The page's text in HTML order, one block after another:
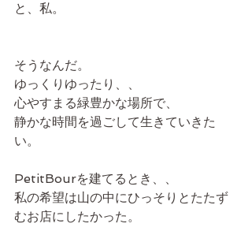
と、私。
そうなんだ。
ゆっくりゆったり、、
心やすまる緑豊かな場所で、
静かな時間を過ごして生きていきた
い。
PetitBourを建てるとき、、
私の希望は山の中にひっそりとたたず
むお店にしたかった。